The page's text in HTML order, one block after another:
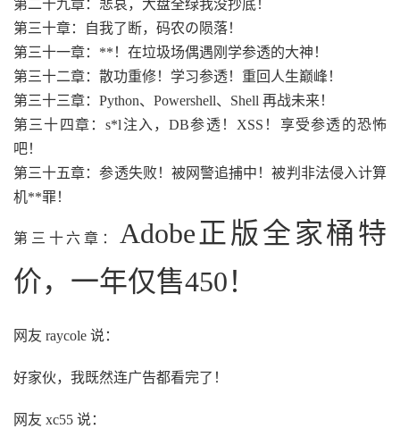
第二十九章：悲哀，大盘全绿我没抄底！
第三十章：自我了断，码农の陨落！
第三十一章：**！在垃圾场偶遇刚学参透的大神！
第三十二章：散功重修！学习参透！重回人生巅峰！
第三十三章：Python、Powershell、Shell 再战未来！
第三十四章：s*l注入，DB参透！XSS！享受参透的恐怖
吧！
第三十五章：参透失败！被网警追捕中！被判非法侵入计算
机**罪！
第三十六章：
Adobe正版全家桶特
价，一年仅售450！
网友 raycole 说：
好家伙，我既然连广告都看完了！
网友 xc55 说：